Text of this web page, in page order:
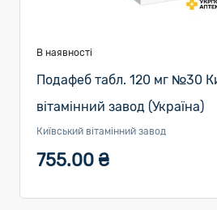
В наявності
Подафеб табл. 120 мг №30
вітамінний завод (Україна)
Київський вітамінний завод
755.00 ₴